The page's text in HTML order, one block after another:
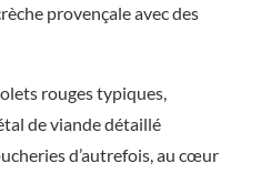
provençale avec des
rouges typiques,
de viande détaillé
d’autrefois, au cœur